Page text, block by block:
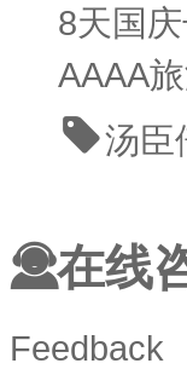
8天国
AAAA
汤臣
在线
Feedback